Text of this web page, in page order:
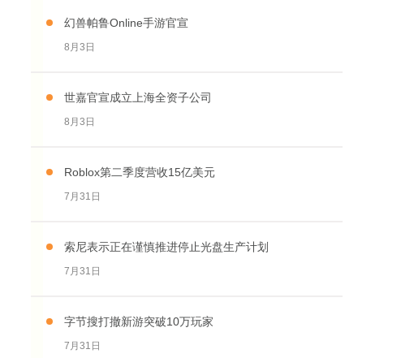
幻兽帕鲁Online手游官宣
8月3日
世嘉官宣成立上海全资子公司
8月3日
Roblox第二季度营收15亿美元
7月31日
索尼表示正在谨慎推进停止光盘生产计划
7月31日
字节搜打撤新游突破10万玩家
7月31日